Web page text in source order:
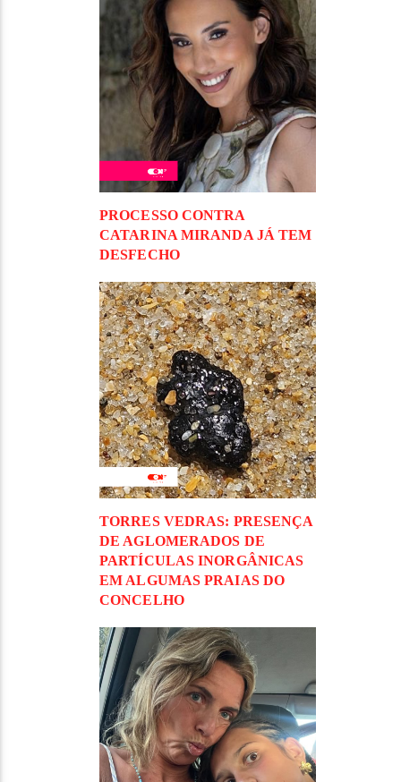
PROCESSO CONTRA
CATARINA MIRANDA JÁ TEM
DESFECHO
TORRES VEDRAS: PRESENÇA
DE AGLOMERADOS DE
PARTÍCULAS INORGÂNICAS
EM ALGUMAS PRAIAS DO
CONCELHO